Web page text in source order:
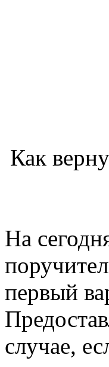
Как
На
первый
случае,